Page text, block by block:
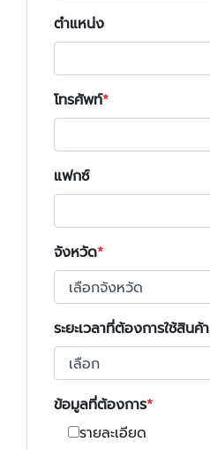
ตำแหน่ง
โทรศัพท์
แฟกซ์
จังหวัด
ระยะเวลาที่ต้องการใช้สินค้า
ข้อมูลที่ต้องการ
รายละเอียด